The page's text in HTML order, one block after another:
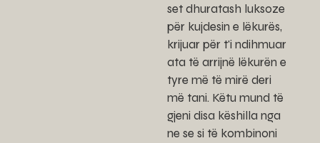
set dhuratash luksoze
për kujdesin e lëkurës,
krijuar për t'i ndihmuar
ata të arrijnë lëkurën e
tyre më të mirë deri
më tani. Këtu mund të
gjeni disa këshilla nga
ne se si të kombinoni